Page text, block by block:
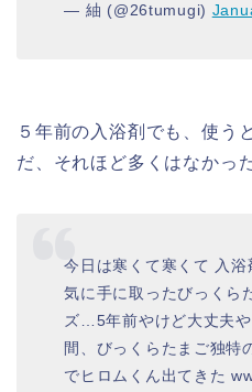
— 紬 (@26tumugi)
５年前の入浴剤でも、使う
だ、それほど多くはなかっ
今日は寒くて寒くて 入
気に手に取ったびっくら
ズ…5年前やけど大丈夫
間、びっくらたまご独特
でヒロムくん出てきた